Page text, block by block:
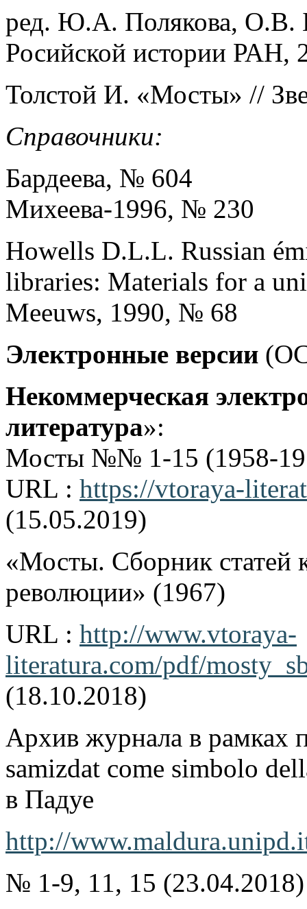
ред. Ю.А. Полякова, О.В.
Росийской истории РАН,
Толстой И. «Мосты» //
Справочники:
Бардеева, № 604
Михеева-1996, № 230
Howells D.L.L. Russian
libraries: Materials for a
Meeuws, 1990, № 68
Электронные версии
Некоммерческая
литература»:
Мосты №№ 1-15 (1958-
URL : https://vtoraya-
(15.05.2019)
«Мосты. Сборник статей
революции» (1967)
URL : http://www.vtoraya-
literatura.com/pdf/
(18.10.2018)
Архив журнала в рамках
samizdat come simbolo
в Падуе
http://
№ 1-9, 11, 15 (23.04.2018)